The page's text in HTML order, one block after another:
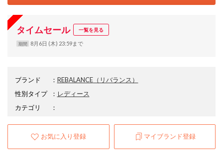
タイムセール 一覧を見る
期間 8月6日 (木) 23:59まで
ブランド ： REBALANCE（リバランス）
性別タイプ
： レディース
カテゴリ
：
お気に入り登録 マイブランド登録